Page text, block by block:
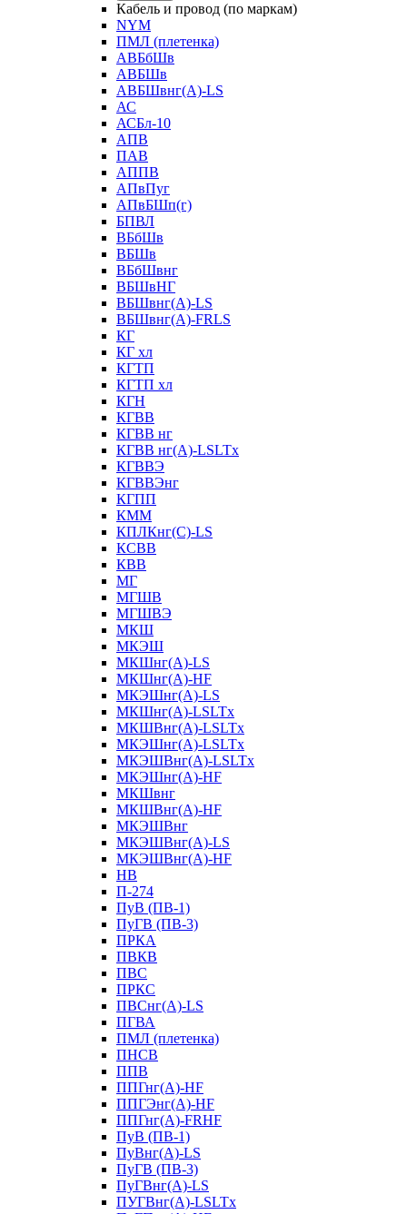
Кабель и провод (по маркам)
NYM
ПМЛ (плетенка)
АВБбШв
АВБШв
АВБШвнг(А)-LS
АС
АСБл-10
АПВ
ПАВ
АППВ
АПвПуг
АПвБШп(г)
БПВЛ
ВБбШв
ВБШв
ВБбШвнг
ВБШвНГ
ВБШвнг(А)-LS
ВБШвнг(А)-FRLS
КГ
КГ хл
КГТП
КГТП хл
КГН
КГВВ
КГВВ нг
КГВВ нг(А)-LSLTx
КГВВЭ
КГВВЭнг
КГПП
КММ
КПЛКнг(C)-LS
КСВВ
КВВ
МГ
МГШВ
МГШВЭ
МКШ
МКЭШ
МКШнг(А)-LS
МКШнг(А)-HF
МКЭШнг(А)-LS
МКШнг(А)-LSLTx
МКШВнг(A)-LSLTx
МКЭШнг(А)-LSLTx
МКЭШВнг(A)-LSLTx
МКЭШнг(А)-HF
МКШвнг
МКШВнг(А)-HF
МКЭШВнг
МКЭШВнг(А)-LS
МКЭШВнг(А)-HF
НВ
П-274
ПуВ (ПВ-1)
ПуГВ (ПВ-3)
ПРКА
ПВКВ
ПВС
ПРКС
ПВСнг(А)-LS
ПГВА
ПМЛ (плетенка)
ПНСВ
ППВ
ППГнг(А)-HF
ППГЭнг(А)-HF
ППГнг(А)-FRHF
ПуВ (ПВ-1)
ПуВнг(А)-LS
ПуГВ (ПВ-3)
ПуГВнг(А)-LS
ПУГВнг(А)-LSLTx